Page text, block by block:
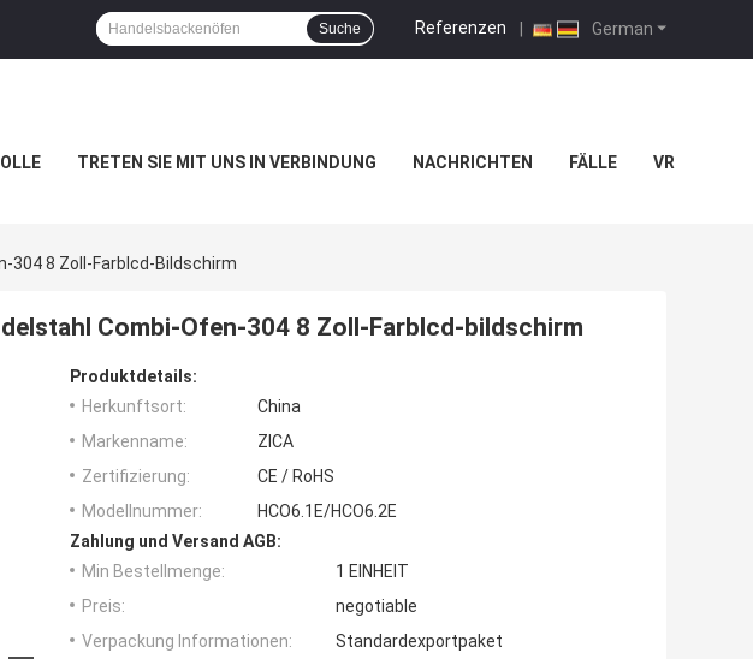
German
Referenzen |
Suche
TRETEN SIE MIT UNS IN VERBINDUNG NACHRICHTEN FÄLLE VR
304 8 Zoll-Farblcd-Bildschirm
Combi-Ofen-304 8 Zoll-Farblcd-bildschirm
Produktdetails:
Herkunftsort:
China
Markenname:
ZICA
Zertifizierung:
CE / RoHS
Modellnummer:
HCO6.1E/HCO6.2E
Zahlung und Versand AGB:
Min Bestellmenge:
1 EINHEIT
Preis:
negotiable
Verpackung Informationen:
Standardexportpaket